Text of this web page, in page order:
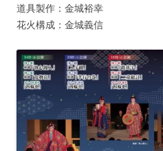
道具製作：金城裕幸
花火構成：金城義信